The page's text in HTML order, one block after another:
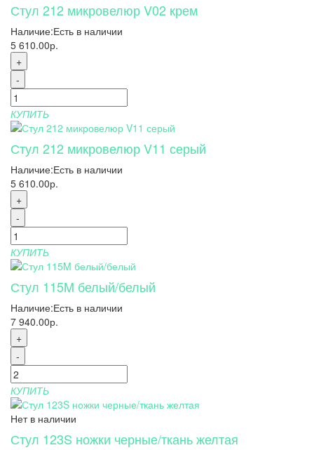
Стул 212 микровелюр V02 крем
Наличие:Есть в наличии
5 610.00р.
+
-
КУПИТЬ
Стул 212 микровелюр V11 серый
Наличие:Есть в наличии
5 610.00р.
+
-
КУПИТЬ
Стул 115M белый/белый
Наличие:Есть в наличии
7 940.00р.
+
-
КУПИТЬ
Нет в наличии
Стул 123S ножки черные/ткань желтая